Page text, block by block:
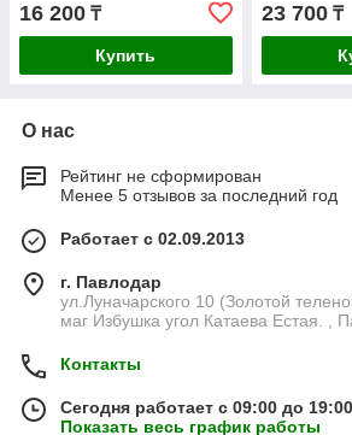
16 200 ₸
Купить
23 700₸
О нас
Рейтинг не сформирован
Менее 5 отзывов за последний год
Работает с 02.09.2013
г. Павлодар
ул.Луначарского 10 (Золотой
маг Избушка угол Катаева Естая. ,
Контакты
Сегодня работает с 09:00 до 19:00
Показать весь график работы